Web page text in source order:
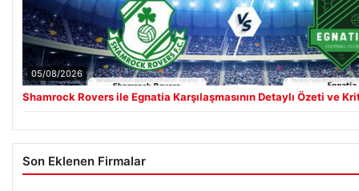
05/08/2026
Shamrock Rovers ile Egnatia Karşılaşmasının Detaylı Özeti ve
Son Eklenen Firmalar